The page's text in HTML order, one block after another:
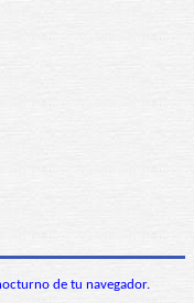
de tu navegador.